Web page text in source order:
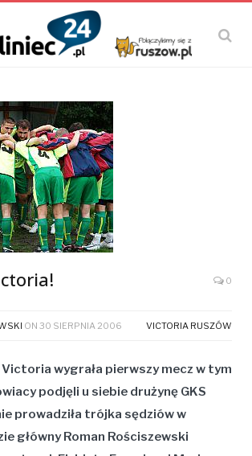
0
ON 30 SIERPNIA 2006 VICTORIA RUSZÓW
wygrała pierwszy mecz w tym
podjęli u siebie drużynę GKS
prowadziła trójka sędziów w
głównyRoman Rościszewski